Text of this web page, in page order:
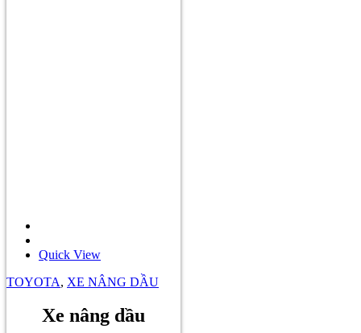
Quick View
TOYOTA, XE NÂNG DẦU
Xe nâng dầu